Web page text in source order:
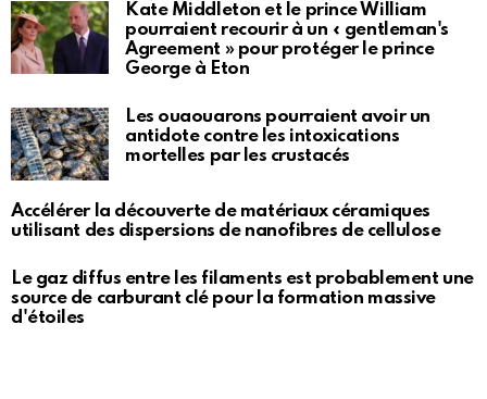
Kate Middleton et le prince William
pourraient recourir à un « gentleman's
Agreement » pour protéger le prince
George à Eton
Les ouaouarons pourraient avoir un
antidote contre les intoxications
mortelles par les crustacés
Accélérer la découverte de matériaux céramiques
utilisant des dispersions de nanofibres de cellulose
Le gaz diffus entre les filaments est probablement une
source de carburant clé pour la formation massive
d'étoiles